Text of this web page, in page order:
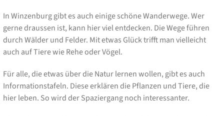
In Winzenburg gibt es auch einige schöne Wanderwege. Wer
gerne draussen ist, kann hier viel entdecken. Die Wege führen
durch Wälder und Felder. Mit etwas Glück trifft man vielleicht
auch auf Tiere wie Rehe oder Vögel.
Für alle, die etwas über die Natur lernen wollen, gibt es auch
Informationstafeln. Diese erklären die Pflanzen und Tiere, die
hier leben. So wird der Spaziergang noch interessanter.